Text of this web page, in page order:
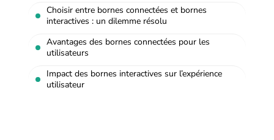
Choisir entre bornes connectées et bornes
interactives : un dilemme résolu
Avantages des bornes connectées pour les
utilisateurs
Impact des bornes interactives sur l’expérience
utilisateur